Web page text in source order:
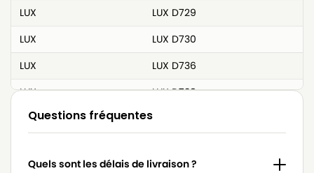
LUX
LUX D729
LUX
LUX D730
LUX
LUX D736
LUX
LUX D738
LUX
LUX D739
Questions fréquentes
Quels sont les délais de livraison ?